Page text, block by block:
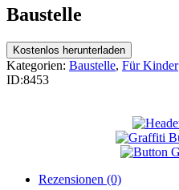
Baustelle
Kostenlos herunterladen
Kategorien: Baustelle, Für Kinder
ID:8453
Rezensionen (0)